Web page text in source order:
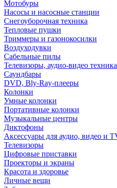
Мотобуры
Насосы и насосные станции
Снегоуборочная техника
Тепловые пушки
Триммеры и газонокосилки
Воздуходувки
Сабельные пилы
Телевизоры, аудио-видео техника
Саундбары
DVD, Bly-Ray-плееры
Колонки
Умные колонки
Портативные колонки
Музыкальные центры
Диктофоны
Аксессуары для аудио, видео и
Телевизоры
Цифровые приставки
Проекторы и экраны
Красота и здоровье
Личные вещи